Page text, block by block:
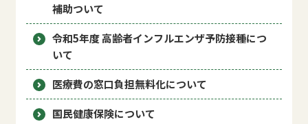
補助ついて
令和5年度 高齢者インフルエンザ予防接種につ
いて
医療費の窓口負担無料化について
国民健康保険について